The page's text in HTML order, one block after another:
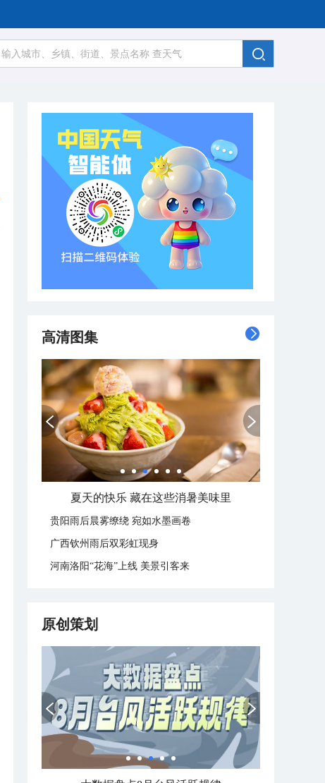
高清图集
夏天的快乐 藏在这些消暑美味里
贵阳雨后晨雾缭绕 宛如水墨画卷
广西钦州雨后双彩虹现身
河南洛阳“花海”上线 美景引客来
原创策划